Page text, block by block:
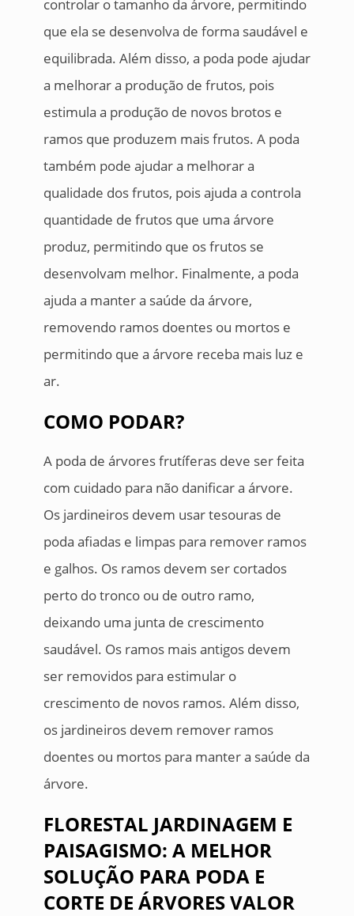
controlar o tamanho da árvore, permitindo
que ela se desenvolva de forma saudável e
equilibrada. Além disso, a poda pode ajudar
a melhorar a produção de frutos, pois
estimula a produção de novos brotos e
ramos que produzem mais frutos. A poda
também pode ajudar a melhorar a
qualidade dos frutos, pois ajuda a controla
quantidade de frutos que uma árvore
produz, permitindo que os frutos se
desenvolvam melhor. Finalmente, a poda
ajuda a manter a saúde da árvore,
removendo ramos doentes ou mortos e
permitindo que a árvore receba mais luz e
ar.
COMO PODAR?
A poda de árvores frutíferas deve ser feita
com cuidado para não danificar a árvore.
Os jardineiros devem usar tesouras de
poda afiadas e limpas para remover ramos
e galhos. Os ramos devem ser cortados
perto do tronco ou de outro ramo,
deixando uma junta de crescimento
saudável. Os ramos mais antigos devem
ser removidos para estimular o
crescimento de novos ramos. Além disso,
os jardineiros devem remover ramos
doentes ou mortos para manter a saúde da
árvore.
FLORESTAL JARDINAGEM E
PAISAGISMO: A MELHOR
SOLUÇÃO PARA PODA E
CORTE DE ÁRVORES VALOR